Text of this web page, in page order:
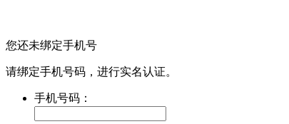
您还未绑定手机号
请绑定手机号码，进行实名认证。
手机号码：